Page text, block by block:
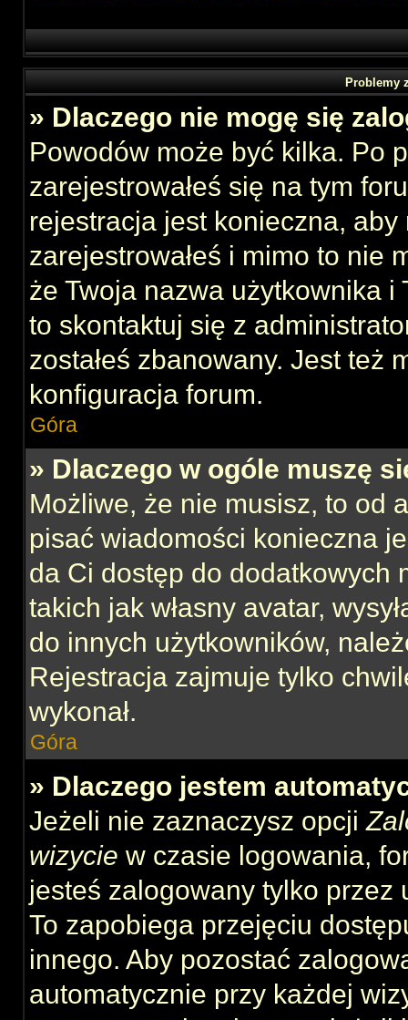
Problemy
» Dlaczego nie mogę się
Powodów może być kilka. Po
zarejestrowałeś się na tym
rejestracja jest konieczna,
zarejestrowałeś i mimo to nie
że Twoja nazwa użytkownika i
to skontaktuj się z
zostałeś zbanowany. Jest też
konfiguracja forum.
Góra
» Dlaczego w ogóle muszę
Możliwe, że nie musisz, to od
pisać wiadomości konieczna
da Ci dostęp do dodatkowych
takich jak własny avatar,
do innych użytkowników,
Rejestracja zajmuje tylko
wykonał.
Góra
» Dlaczego jestem
Jeżeli nie zaznaczysz opcji
wizycie w czasie logowania,
jesteś zalogowany tylko
To zapobiega przejęciu
innego. Aby pozostać
automatycznie przy każdej